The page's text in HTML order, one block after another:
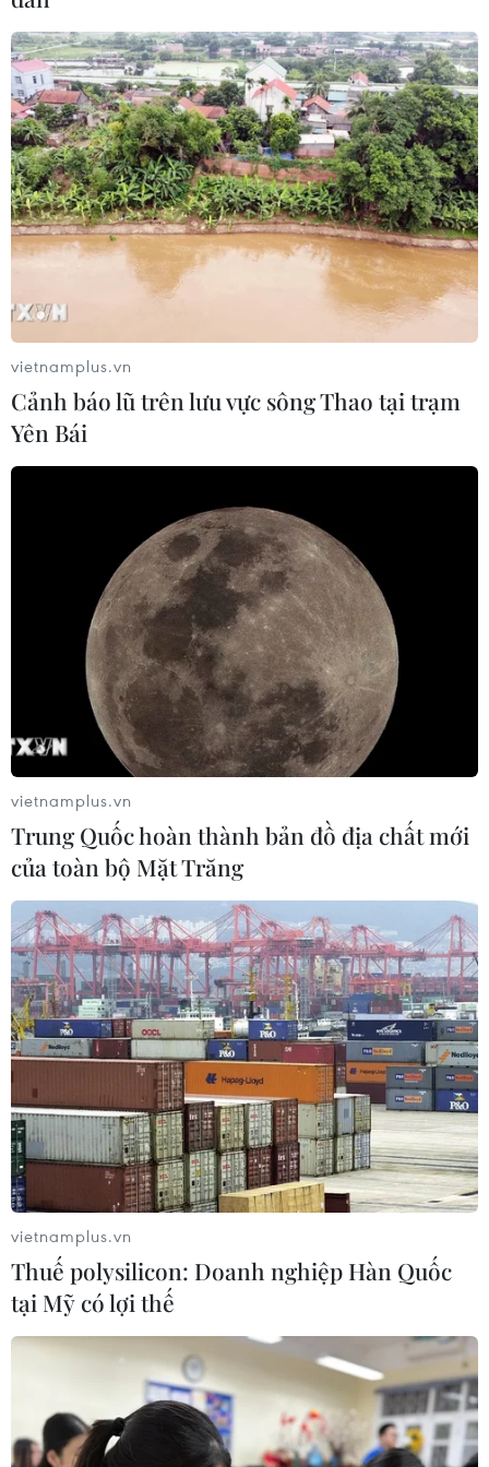
vietnamplus.vn
Cảnh báo lũ trên lưu vực sông Thao tại trạm
Yên Bái
vietnamplus.vn
Trung Quốc hoàn thành bản đồ địa chất mới
của toàn bộ Mặt Trăng
vietnamplus.vn
Thuế polysilicon: Doanh nghiệp Hàn Quốc
tại Mỹ có lợi thế